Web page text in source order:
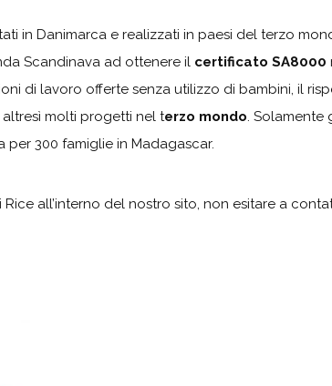
in Danimarca e realizzati in paesi del terzo
Scandinava ad ottenere il certificato SA8000
di lavoro offerte senza utilizzo di bambini, il
molti progetti nel terzo mondo. Solamente
300 famiglie in Madagascar.
all’interno del nostro sito, non esitare a